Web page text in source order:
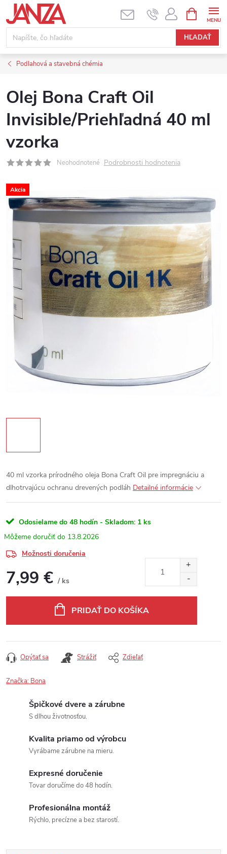
Prejsť na obsah
HĽADAŤ
Podlahová a stavebná chémia
Olej Bona Craft Oil
Invisible/Priehľadná 40 ml
vzorka
Neohodnotené Podrobnosti hodnotenia
Akcia
40 ml vzorka prírodného oleja Bona Craft Oil pre impregnáciu a
dlhotrvajúcu ochranu drevených podláh Detailné informácie
Odosielame do 48 hodín - Skladom: 1 ks
13.8.2026
Možnosti doručenia
7,99 € / ks
PRIDAŤ DO KOŠÍKA
Opýtať sa Strážiť Zdieľať
Značka: Bona
Špičkové dvere a zárubne
S dlhou životnosťou.
Kvalita priamo od výrobcu
Vyrábame zárubne na mieru.
Expresné doručenie
Tovar doručíme do 48 hodín.
Profesionálna montáž
Rýchlo, precízne a bez starostí.